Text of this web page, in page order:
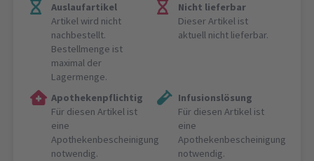
Auslaufartikel
Artikel wird nicht
nachbestellt.
Bestellmenge ist
maximal der
Lagermenge.
Nicht lieferbar
Dieser Artikel ist
aktuell nicht lieferbar.
Apothekenpflichtig
Für diesen Artikel ist
eine
Apothekenbescheinigung
notwendig.
Infusionslösung
Für diesen Artikel ist
eine
Apothekenbescheinigung
notwendig.